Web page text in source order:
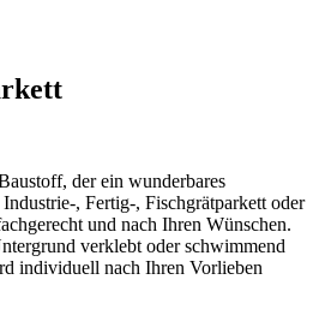
der ein wunderbares
, Fertig-, Fischgrätparkett oder
und nach Ihren Wünschen.
verklebt oder schwimmend
individuell nach Ihren Vorlieben